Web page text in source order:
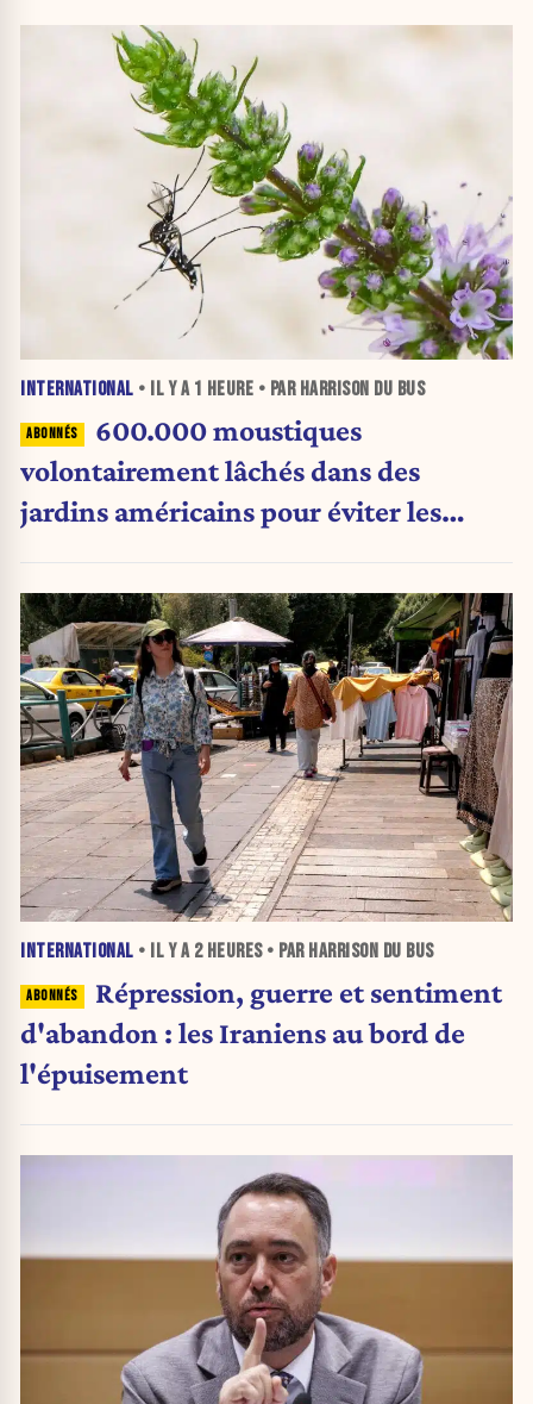
INTERNATIONAL • IL Y A 1 HEURE • PAR HARRISON DU BUS
600.000 moustiques
volontairement lâchés dans des
jardins américains pour éviter les
INTERNATIONAL • IL Y A 2 HEURES• PAR HARRISON DU BUS
Répression, guerre et sentiment
d'abandon : les Iraniens au bord de
l'épuisement